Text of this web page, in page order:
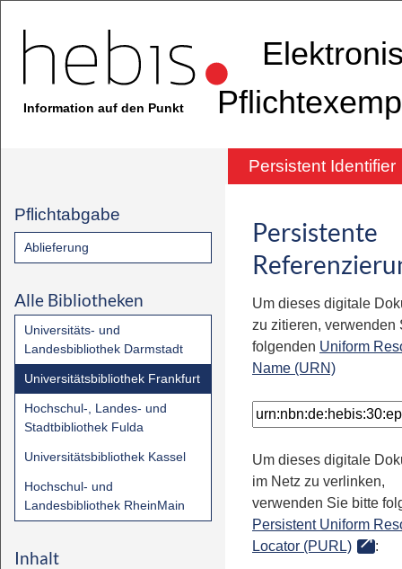
Information auf den Punkt
Persistent Identifier
Pflichtabgabe
Ablieferung
Alle Bibliotheken
Universitäts- und
Landesbibliothek Darmstadt
Universitätsbibliothek Frankfurt
Hochschul-, Landes- und
Stadtbibliothek Fulda
Universitätsbibliothek Kassel
Hochschul- und
Landesbibliothek RheinMain
Inhalt
Persistente
Um dieses digitale
zu zitieren, verwenden
folgenden Uniform
Name (URN)
Um dieses digitale
im Netz zu verlinken,
verwenden Sie bitte
Persistent Uniform
Locator (PURL)
: